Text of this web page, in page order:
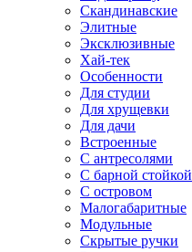
Скандинавские
Элитные
Эксклюзивные
Хай-тек
Особенности
Для студии
Для хрущевки
Для дачи
Встроенные
С антресолями
С барной стойкой
С островом
Малогабаритные
Модульные
Скрытые ручки